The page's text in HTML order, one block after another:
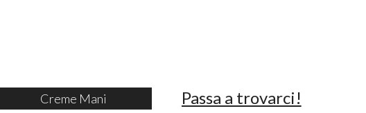
Creme Mani Passa a trovarci!